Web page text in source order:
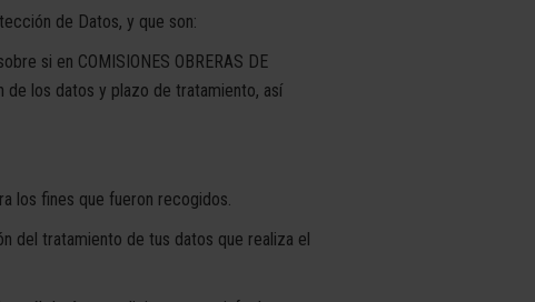
de Datos, y que son:
si en COMISIONES OBRERAS DE
de los datos y plazo de tratamiento, así
los fines que fueron recogidos.
del tratamiento de tus datos que realiza el